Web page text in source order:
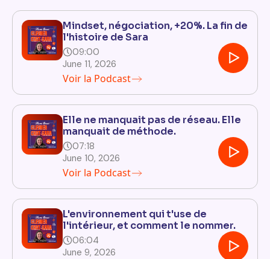
Mindset, négociation, +20%. La fin de
l'histoire de Sara
09:00
June 11, 2026
Voir la Podcast
Elle ne manquait pas de réseau. Elle
manquait de méthode.
07:18
June 10, 2026
Voir la Podcast
L'environnement qui t'use de
l'intérieur, et comment le nommer.
06:04
June 9, 2026